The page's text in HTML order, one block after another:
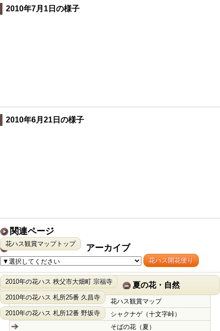
2010年7月1日の様子
2010年6月21日の様子
関連ページ
花ハス観賞マップトップ アーカイブ
花ハス開花便り
2010年の花ハス 秩父市大畑町 宗福寺
2010年の花ハス 札所25番 久昌寺
2010年の花ハス 札所12番 野坂寺
夏の花・自然
花ハス観賞マップ
シャクナゲ（十文字峠）
そばの花（夏）